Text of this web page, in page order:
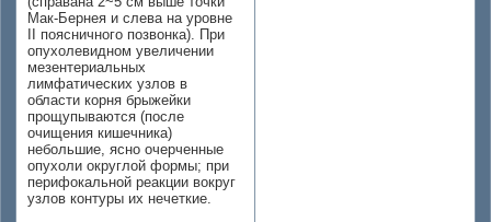
Мак-Бернея и слева на уровне
II поясничного позвонка). При
опухолевидном увеличении
мезентериальных
лимфатических узлов в
области корня брыжейки
прощупываются (после
очищения кишечника)
небольшие, ясно очерченные
опухоли округлой формы; при
перифокальной реакции вокруг
узлов контуры их нечеткие.